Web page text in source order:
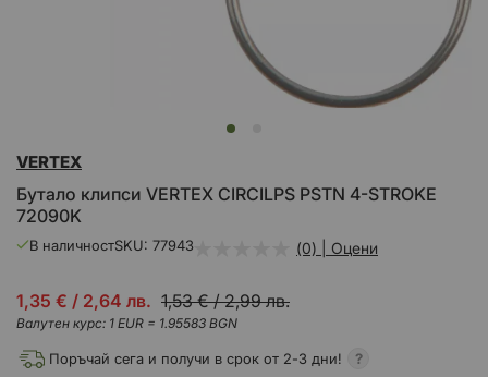
към
на
галерия
със
Бутало клипси VERTEX CIRCILPS PSTN 4-STROKE
72090K
VERTEX
В наличностSKU 77943 (0) | Оцени
Промо
цена
1,35 € / 2,64 лв. 1,53 €/2,99 лв.
Валутен курс: 1 EUR = 1.95583 BGN
Поръчай сега и получи в срок от 2-3 дни!